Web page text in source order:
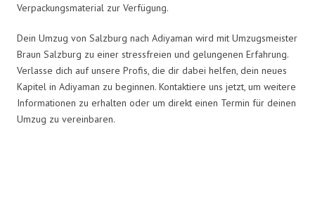
Verpackungsmaterial zur Verfügung.
Dein Umzug von Salzburg nach Adiyaman wird mit Umzugsmeister
Braun Salzburg zu einer stressfreien und gelungenen Erfahrung.
Verlasse dich auf unsere Profis, die dir dabei helfen, dein neues
Kapitel in Adiyaman zu beginnen. Kontaktiere uns jetzt, um weitere
Informationen zu erhalten oder um direkt einen Termin für deinen
Umzug zu vereinbaren.